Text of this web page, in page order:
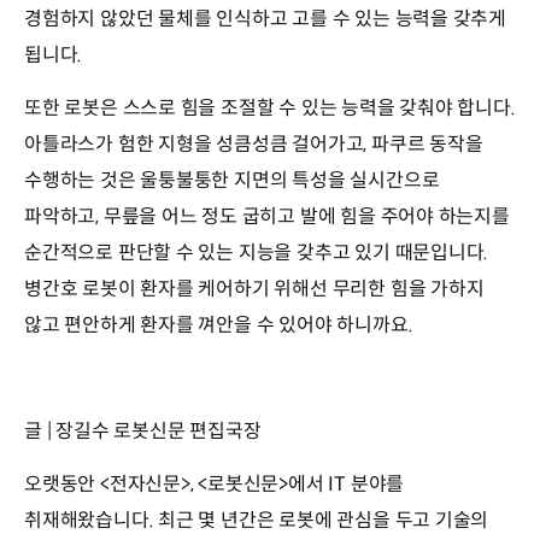
경험하지 않았던 물체를 인식하고 고를 수 있는 능력을 갖추게
됩니다.
또한 로봇은 스스로 힘을 조절할 수 있는 능력을 갖춰야 합니다.
아틀라스가 험한 지형을 성큼성큼 걸어가고, 파쿠르 동작을
수행하는 것은 울퉁불퉁한 지면의 특성을 실시간으로
파악하고, 무릎을 어느 정도 굽히고 발에 힘을 주어야 하는지를
순간적으로 판단할 수 있는 지능을 갖추고 있기 때문입니다.
병간호 로봇이 환자를 케어하기 위해선 무리한 힘을 가하지
않고 편안하게 환자를 껴안을 수 있어야 하니까요.
글 | 장길수 로봇신문 편집국장
오랫동안 <전자신문>, <로봇신문>에서 IT 분야를
취재해왔습니다. 최근 몇 년간은 로봇에 관심을 두고 기술의